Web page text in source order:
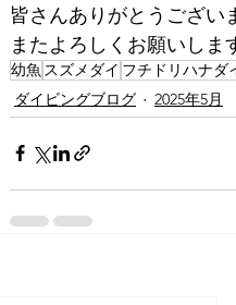
皆さんありがとうござい
またよろしくお願いしま
幼魚 スズメダイ フチドリハナダ
ダイビングブログ
2025年5月